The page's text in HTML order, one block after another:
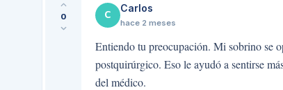
0 C
Carlos
hace 2 meses
Entiendo tu preocupación. Mi sobrino se
postquirúrgico. Eso le ayudó a sentirse
del médico.